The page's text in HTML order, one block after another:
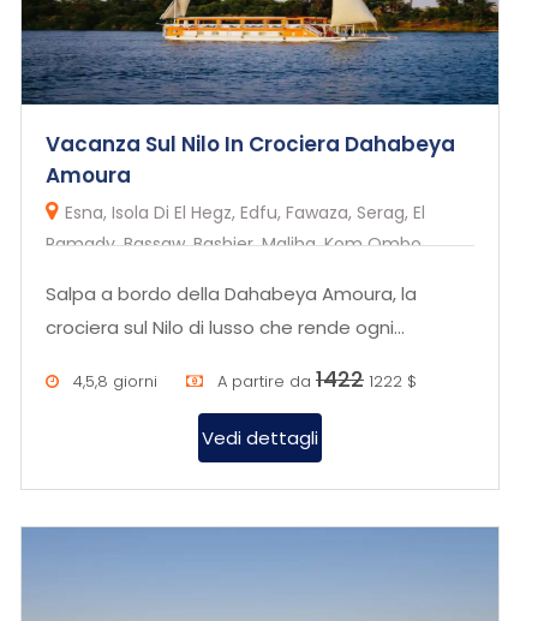
Vacanza Sul Nilo In Crociera Dahabeya
Amoura
Esna, Isola Di El Hegz, Edfu, Fawaza, Serag, El
Ramady, Bassaw, Bashier, Maliha, Kom Ombo,
Salpa a bordo della Dahabeya Amoura, la
crociera sul Nilo di lusso che rende ogni
4,5,8 giorni A partire da 1422 1222 $
Vedi dettagli